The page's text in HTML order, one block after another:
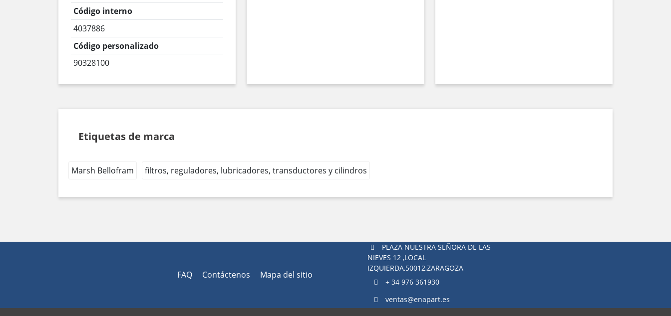
Código interno
4037886
Código personalizado
90328100
Etiquetas de marca
Marsh Bellofram filtros, reguladores, lubricadores, transductores y cilindros
FAQ Contáctenos Mapa del sitio
PLAZA NUESTRA SEÑORA DE LAS
NIEVES 12 ,LOCAL
IZQUIERDA,50012,ZARAGOZA
+ 34 976 361930
ventas@enapart.es